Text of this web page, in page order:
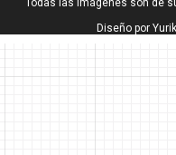
Todas las imágenes son de
Diseño por